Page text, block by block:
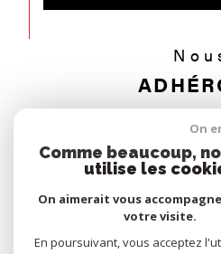
© 2026 | TOUS DROITS RÉSERVÉS |
MENTIONS LÉGALES
ADMIN
On
Comme beaucoup,
utilise les
On aimerait vous
votre visite.
En poursuivant, vous acceptez